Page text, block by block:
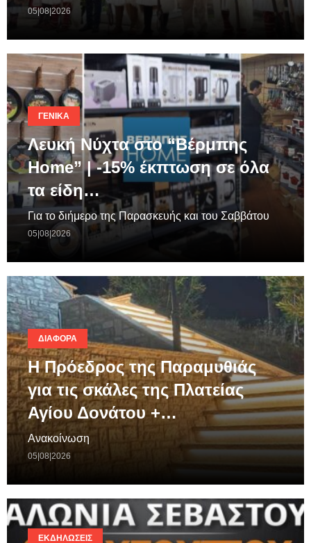
05|08|2026
ΓΕΝΙΚΆ
Λευκή Νύχτα στο “Βέρμπης
Home” | -15% έκπτωση σε όλα
τα είδη…
Για το διήμερο της Παρασκευής και του Σαββάτου
05|08|2026
ΔΙΆΦΟΡΑ
Η Πρόεδρος της Παραμυθιάς
για τις σκάλες της Πλατείας
Αγίου Δονάτου +…
Ανακοίνωση
05|08|2026
ΕΚΔΗΛΏΣΕΙΣ